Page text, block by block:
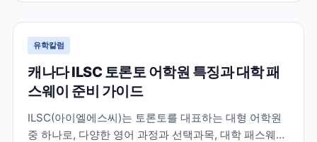
유학칼럼
캐나다 ILSC 토론토 어학원 특징과 대학 패
스웨이 준비 가이드
ILSC(아이엘에스씨)는 토론토를 대표하는 대형 어학원
중 하나로, 다양한 영어 과정과 선택과목, 대학 패스웨이